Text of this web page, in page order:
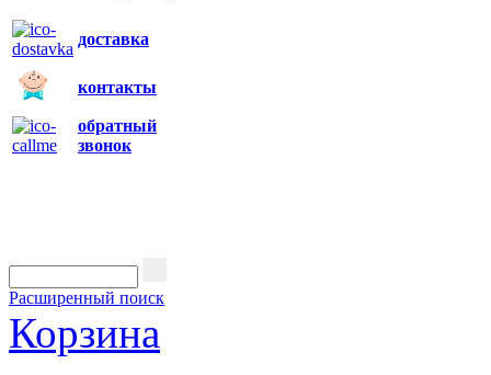
доставка
контакты
обратный
звонок
Расширенный поиск
Корзина